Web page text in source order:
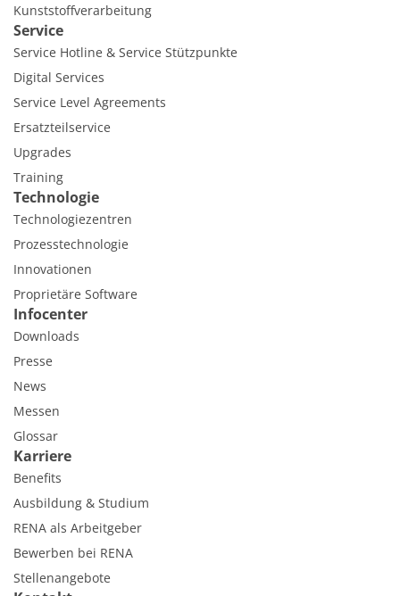
Kunststoffverarbeitung
Service
Service Hotline & Service Stützpunkte
Digital Services
Service Level Agreements
Ersatzteilservice
Upgrades
Training
Technologie
Technologiezentren
Prozesstechnologie
Innovationen
Proprietäre Software
Infocenter
Downloads
Presse
News
Messen
Glossar
Karriere
Benefits
Ausbildung & Studium
RENA als Arbeitgeber
Bewerben bei RENA
Stellenangebote